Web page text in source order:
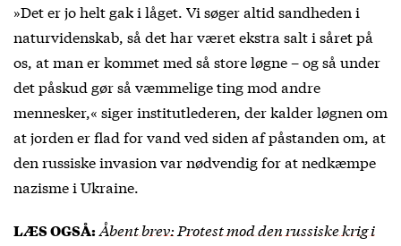
»Det er jo helt gak i låget. Vi søger altid sandheden i
naturvidenskab, så det har været ekstra salt i såret på
os, at man er kommet med så store løgne – og så under
det påskud gør så væmmelige ting mod andre
mennesker,« siger institutlederen, der kalder løgnen om
at jorden er flad for vand ved siden af påstanden om, at
den russiske invasion var nødvendig for at nedkæmpe
nazisme i Ukraine.
LÆS OGSÅ:Åbent brev: Protest mod den russiske krig i